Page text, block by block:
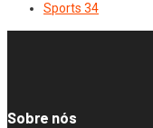
Sports 34
Sobre nós